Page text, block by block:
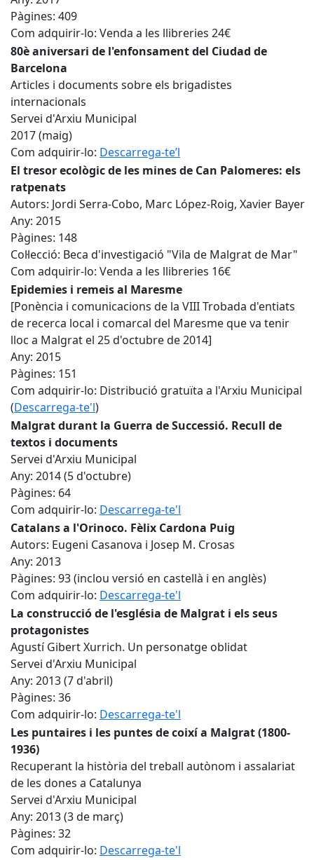
Pàgines: 409
Com adquirir-lo: Venda a les llibreries 24€
80è aniversari de l'enfonsament del Ciudad de
Barcelona
Articles i documents sobre els brigadistes
internacionals
Servei d'Arxiu Municipal
2017 (maig)
Com adquirir-lo: Descarrega-te’l
El tresor ecològic de les mines de Can Palomeres: els
ratpenats
Autors: Jordi Serra-Cobo, Marc López-Roig, Xavier Bayer
Any: 2015
Pàgines: 148
Col·lecció: Beca d'investigació "Vila de Malgrat de Mar"
Com adquirir-lo: Venda a les llibreries 16€
Epidemies i remeis al Maresme
[Ponència i comunicacions de la VIII Trobada d'entiats
de recerca local i comarcal del Maresme que va tenir
lloc a Malgrat el 25 d'octubre de 2014]
Any: 2015
Pàgines: 151
Com adquirir-lo: Distribució gratuïta a l'Arxiu Municipal
(Descarrega-te'l)
Malgrat durant la Guerra de Successió. Recull de
textos i documents
Servei d'Arxiu Municipal
Any: 2014 (5 d'octubre)
Pàgines: 64
Com adquirir-lo: Descarrega-te'l
Catalans a l'Orinoco. Fèlix Cardona Puig
Autors: Eugeni Casanova i Josep M. Crosas
Any: 2013
Pàgines: 93 (inclou versió en castellà i en anglès)
Com adquirir-lo: Descarrega-te'l
La construcció de l'església de Malgrat i els seus
protagonistes
Agustí Gibert Xurrich. Un personatge oblidat
Servei d'Arxiu Municipal
Any: 2013 (7 d'abril)
Pàgines: 36
Com adquirir-lo: Descarrega-te'l
Les puntaires i les puntes de coixí a Malgrat (1800-
1936)
Recuperant la història del treball autònom i assalariat
de les dones a Catalunya
Servei d'Arxiu Municipal
Any: 2013 (3 de març)
Pàgines: 32
Com adquirir-lo: Descarrega-te'l